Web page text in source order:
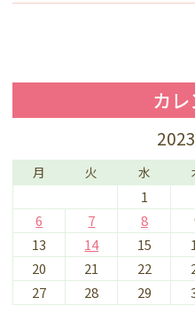
カ
月 火 水
1
6
7 8
13
14 15
20
21 22
27
28 29